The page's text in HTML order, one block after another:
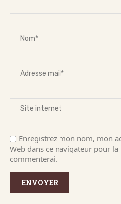
Enregistrez mon nom, mon
Web dans ce navigateur pour
commenterai.